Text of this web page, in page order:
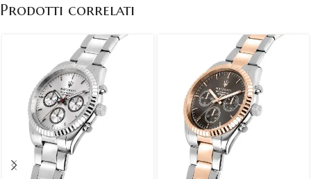
Prodotti correlati